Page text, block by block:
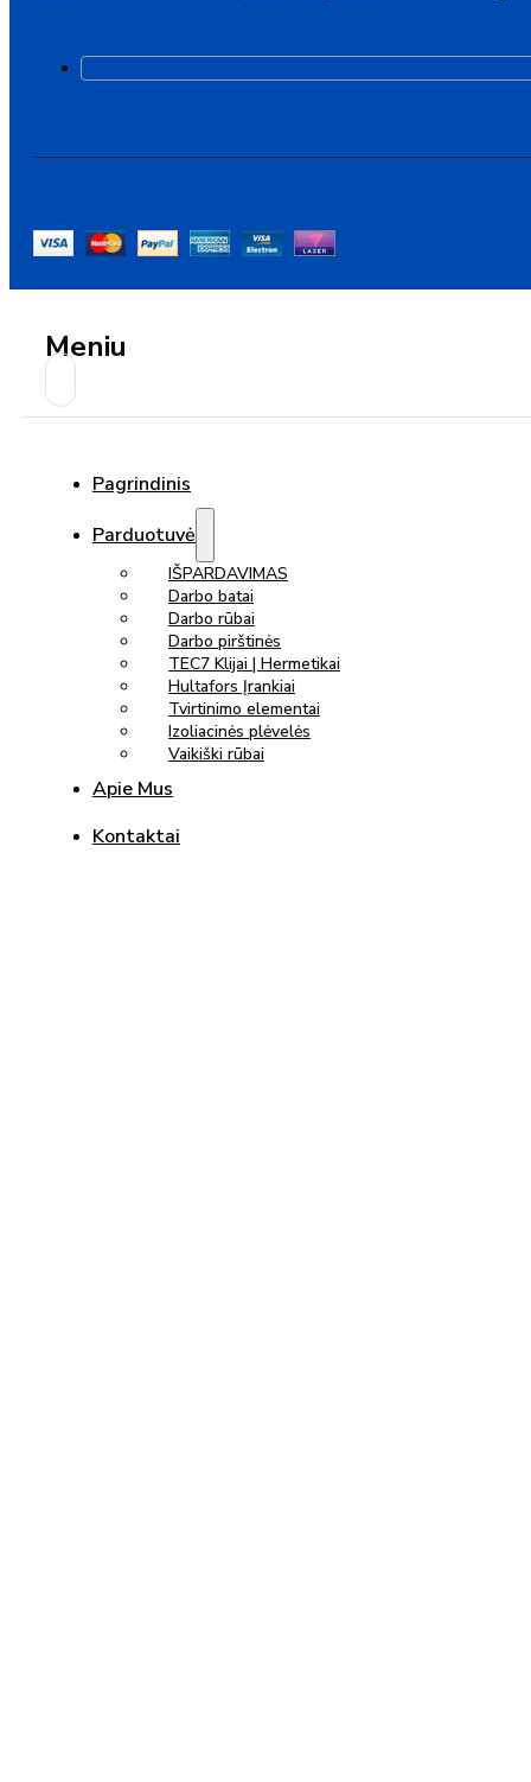
Meniu
Pagrindinis
Parduotuvė
IŠPARDAVIMAS
Darbo batai
Darbo rūbai
Darbo pirštinės
TEC7 Klijai | Hermetikai
Hultafors Įrankiai
Tvirtinimo elementai
Izoliacinės plėvelės
Vaikiški rūbai
Apie Mus
Kontaktai